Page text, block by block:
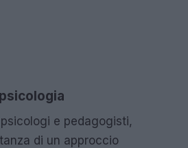
e pedagogisti,
di un approccio